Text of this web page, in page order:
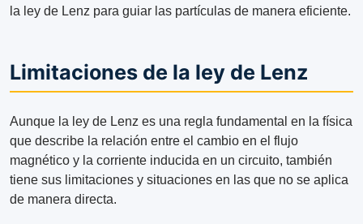
la ley de Lenz para guiar las partículas de manera eficiente.
Limitaciones de la ley de Lenz
Aunque la ley de Lenz es una regla fundamental en la física
que describe la relación entre el cambio en el flujo
magnético y la corriente inducida en un circuito, también
tiene sus limitaciones y situaciones en las que no se aplica
de manera directa.